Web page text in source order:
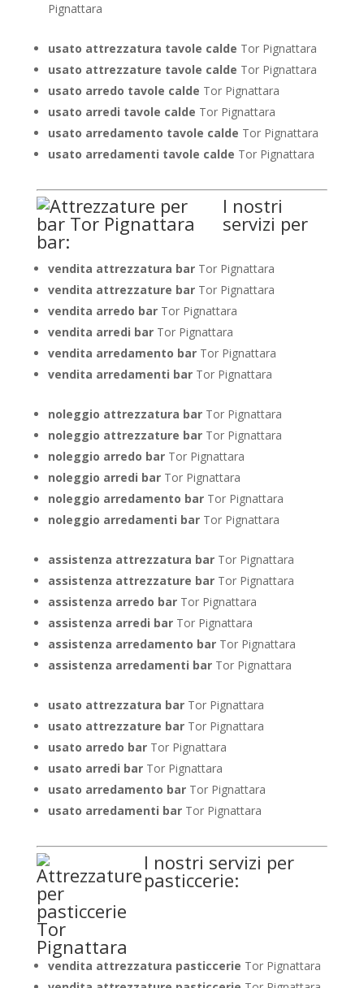
Pignattara
usato attrezzatura tavole calde Tor Pignattara
usato attrezzature tavole calde Tor Pignattara
usato arredo tavole calde Tor Pignattara
usato arredi tavole calde Tor Pignattara
usato arredamento tavole calde Tor Pignattara
usato arredamenti tavole calde Tor Pignattara
I nostri
servizi per
bar:
vendita attrezzatura barTor Pignattara
vendita attrezzature barTor Pignattara
vendita arredo barTor Pignattara
vendita arredi barTor Pignattara
vendita arredamento barTor Pignattara
vendita arredamenti barTor Pignattara
noleggio attrezzatura barTor Pignattara
noleggio attrezzature barTor Pignattara
noleggio arredo barTor Pignattara
noleggio arredi barTor Pignattara
noleggio arredamento barTor Pignattara
noleggio arredamenti barTor Pignattara
assistenza attrezzatura barTor Pignattara
assistenza attrezzature barTor Pignattara
assistenza arredo barTor Pignattara
assistenza arredi barTor Pignattara
assistenza arredamento barTor Pignattara
assistenza arredamenti barTor Pignattara
usato attrezzatura barTor Pignattara
usato attrezzature barTor Pignattara
usato arredo barTor Pignattara
usato arredi barTor Pignattara
usato arredamento barTor Pignattara
usato arredamenti barTor Pignattara
I nostri servizi per
pasticcerie:
vendita attrezzatura pasticcerie Tor Pignattara